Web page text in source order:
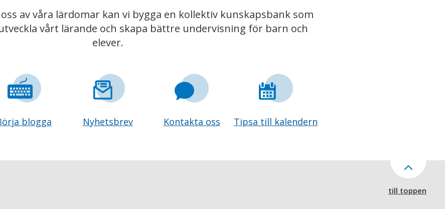
av våra lärdomar kan vi bygga en kollektiv kunskapsbank som
vårt lärande och skapa bättre undervisning för barn och
elever.
blogga Nyhetsbrev Kontakta oss Tipsa till kalendern
till toppen